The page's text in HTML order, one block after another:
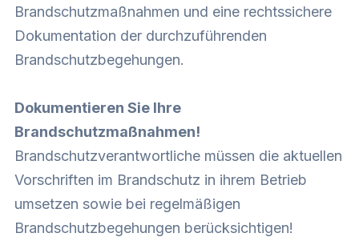
Brandschutzmaßnahmen und eine rechtssichere
Dokumentation der durchzuführenden
Brandschutzbegehungen.
Dokumentieren Sie Ihre
Brandschutzmaßnahmen!
Brandschutzverantwortliche müssen die aktuellen
Vorschriften im Brandschutz in ihrem Betrieb
umsetzen sowie bei regelmäßigen
Brandschutzbegehungen berücksichtigen!